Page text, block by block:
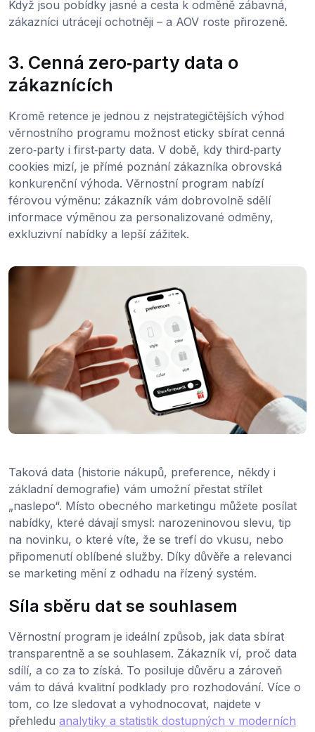
Když jsou pobídky jasné a cesta k odměně zábavná,
zákazníci utrácejí ochotněji – a AOV roste přirozeně.
3. Cenná zero‑party data o
zákaznících
Kromě retence je jednou z nejstrategičtějších výhod
věrnostního programu možnost eticky sbírat cenná
zero‑party i first‑party data. V době, kdy third‑party
cookies mizí, je přímé poznání zákazníka obrovská
konkurenční výhoda. Věrnostní program nabízí
férovou výměnu: zákazník vám dobrovolně sdělí
informace výměnou za personalizované odměny,
exkluzivní nabídky a lepší zážitek.
Taková data (historie nákupů, preference, někdy i
základní demografie) vám umožní přestat střílet
„naslepo“. Místo obecného marketingu můžete posílat
nabídky, které dávají smysl: narozeninovou slevu, tip
na novinku, o které víte, že se trefí do vkusu, nebo
připomenutí oblíbené služby. Díky důvěře a relevanci
se marketing mění z odhadu na řízený systém.
Síla sběru dat se souhlasem
Věrnostní program je ideální způsob, jak data sbírat
transparentně a se souhlasem. Zákazník ví, proč data
sdílí, a co za to získá. To posiluje důvěru a zároveň
vám to dává kvalitní podklady pro rozhodování. Více o
tom, co lze sledovat a vyhodnocovat, najdete v
přehledu analytiky a statistik dostupných v moderních